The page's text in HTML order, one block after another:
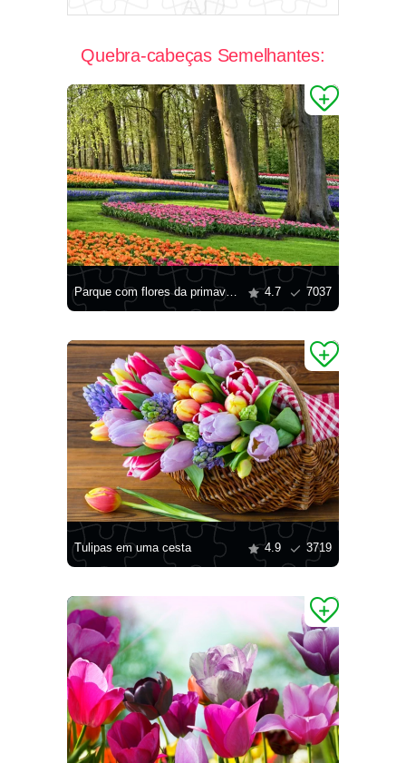
Quebra-cabeças Semelhantes:
Parque com flores da primavera 4.7 7037
Tulipas em uma cesta 4.9 3719